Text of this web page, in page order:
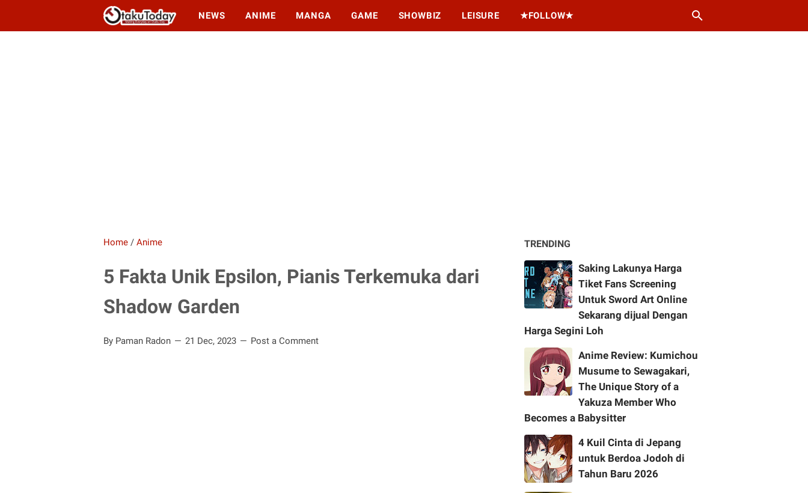
NEWS ANIME MANGA GAME SHOWBIZ LEISURE ★FOLLOW★
Home / Anime
5 Fakta Unik Epsilon, Pianis Terkemuka dari
Shadow Garden
By Paman Radon 21 Dec, 2023 Post a Comment
TRENDING
Saking Lakunya Harga
Tiket Fans Screening
Untuk Sword Art Online
Sekarang dijual Dengan
Harga Segini Loh
Anime Review: Kumichou
Musume to Sewagakari,
The Unique Story of a
Yakuza Member Who
Becomes a Babysitter
4 Kuil Cinta di Jepang
untuk Berdoa Jodoh di
Tahun Baru 2026